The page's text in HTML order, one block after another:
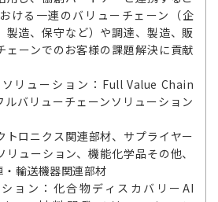
ける一連のバリューチェーン（企
製造、保守など）や調達、製造、販
ェーンでのお客様の課題解決に貢献
リューション：Full Value Chain
バリューチェーンソリューション
トロニクス関連部材、サプライヤー
ューション、機能化学品その他、
輸送機器関連部材
ョン：化合物ディスカバリーAI